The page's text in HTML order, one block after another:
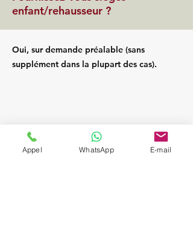
enfant/rehausseur ?
Oui, sur demande préalable (sans
supplément dans la plupart des cas).
Appel WhatsApp E-mail